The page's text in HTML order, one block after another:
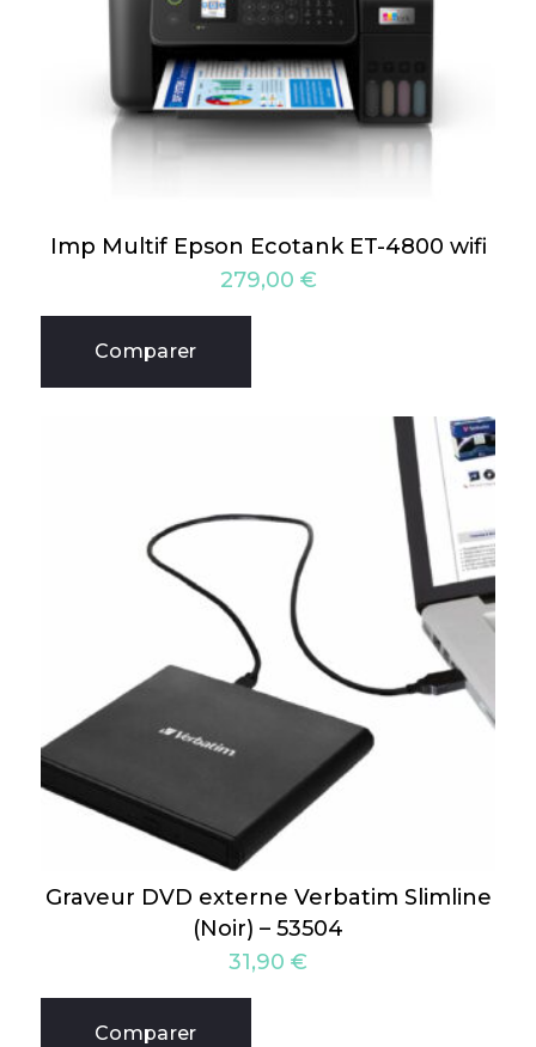
Imp Multif Epson Ecotank ET-4800 wifi
279,00 €
Comparer
Graveur DVD externe Verbatim Slimline
(Noir) – 53504
31,90 €
Comparer